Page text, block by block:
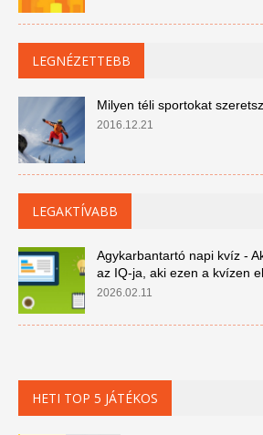
LEGNÉZETTEBB
Milyen téli sportokat
2016.12.21
LEGAKTÍVABB
Agykarbantartó napi kvíz -
az IQ-ja, aki ezen a kvízen
2026.02.11
HETI TOP 5 JÁTÉKOS